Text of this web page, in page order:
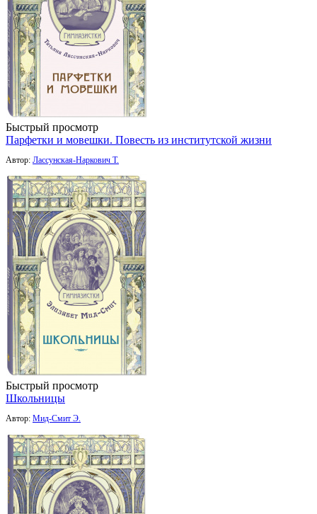
Быстрый просмотр
Парфетки и мовешки. Повесть из институтской жизни
Автор: Лассунская-Наркович Т.
Быстрый просмотр
Школьницы
Автор: Мид-Смит Э.